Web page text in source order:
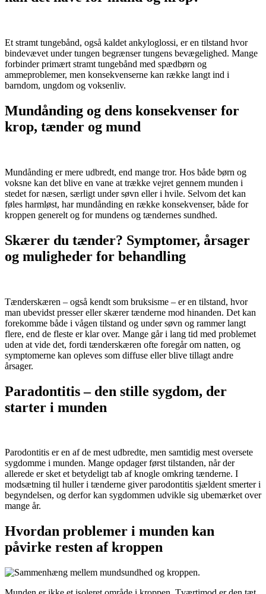
Et stramt tungebånd, også kaldet ankyloglossi, er en tilstand hvor
bindevævet under tungen begrænser tungens bevægelighed. Mange
forbinder primært stramt tungebånd med spædbørn og
ammeproblemer, men konsekvenserne kan række langt ind i
barndom, ungdom og voksenliv.
Mundånding og dens konsekvenser for
krop, tænder og mund
Mundånding er mere udbredt, end mange tror. Hos både børn og
voksne kan det blive en vane at trække vejret gennem munden i
stedet for næsen, særligt under søvn eller i hvile. Selvom det kan
føles harmløst, har mundånding en række konsekvenser, både for
kroppen generelt og for mundens og tændernes sundhed.
Skærer du tænder? Symptomer, årsager
og muligheder for behandling
Tænderskæren – også kendt som bruksisme – er en tilstand, hvor
man ubevidst presser eller skærer tænderne mod hinanden. Det kan
forekomme både i vågen tilstand og under søvn og rammer langt
flere, end de fleste er klar over. Mange går i lang tid med problemet
uden at vide det, fordi tænderskæren ofte foregår om natten, og
symptomerne kan opleves som diffuse eller blive tillagt andre
årsager.
Paradontitis – den stille sygdom, der
starter i munden
Parodontitis er en af de mest udbredte, men samtidig mest oversete
sygdomme i munden. Mange opdager først tilstanden, når der
allerede er sket et betydeligt tab af knogle omkring tænderne. I
modsætning til huller i tænderne giver parodontitis sjældent smerter i
begyndelsen, og derfor kan sygdommen udvikle sig ubemærket over
mange år.
Hvordan problemer i munden kan
påvirke resten af kroppen